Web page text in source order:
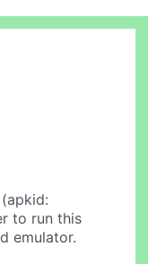
to run this
emulator.